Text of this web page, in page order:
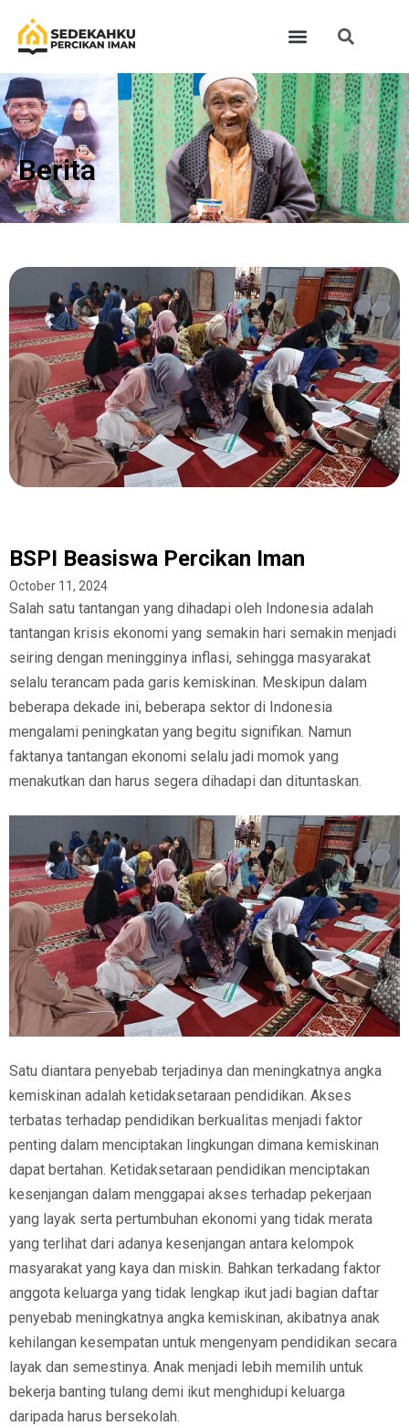
Berita​
BSPI Beasiswa Percikan Iman
October 11, 2024
Salah satu tantangan yang dihadapi oleh Indonesia adalah
tantangan krisis ekonomi yang semakin hari semakin menjadi
seiring dengan meningginya inflasi, sehingga masyarakat
selalu terancam pada garis kemiskinan. Meskipun dalam
beberapa dekade ini, beberapa sektor di Indonesia
mengalami peningkatan yang begitu signifikan. Namun
faktanya tantangan ekonomi selalu jadi momok yang
menakutkan dan harus segera dihadapi dan dituntaskan.
Satu diantara penyebab terjadinya dan meningkatnya angka
kemiskinan adalah ketidaksetaraan pendidikan. Akses
terbatas terhadap pendidikan berkualitas menjadi faktor
penting dalam menciptakan lingkungan dimana kemiskinan
dapat bertahan. Ketidaksetaraan pendidikan menciptakan
kesenjangan dalam menggapai akses terhadap pekerjaan
yang layak serta pertumbuhan ekonomi yang tidak merata
yang terlihat dari adanya kesenjangan antara kelompok
masyarakat yang kaya dan miskin. Bahkan terkadang faktor
anggota keluarga yang tidak lengkap ikut jadi bagian daftar
penyebab meningkatnya angka kemiskinan, akibatnya anak
kehilangan kesempatan untuk mengenyam pendidikan secara
layak dan semestinya. Anak menjadi lebih memilih untuk
bekerja banting tulang demi ikut menghidupi keluarga
daripada harus bersekolah.